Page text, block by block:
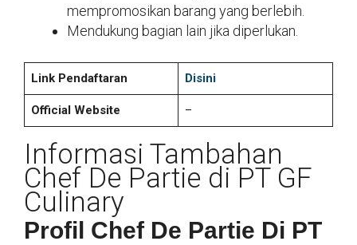
mempromosikan barang yang berlebih.
Mendukung bagian lain jika diperlukan.
Link Pendaftaran Disini
Official Website –
Informasi Tambahan
Chef De Partie di PT GF
Culinary
Profil Chef De Partie Di PT